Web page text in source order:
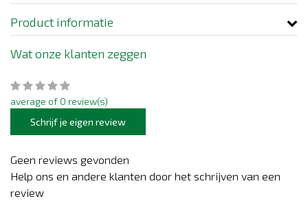
Product informatie
Wat onze klanten zeggen
average of 0 review(s)
Schrijf je eigen review
Geen reviews gevonden
Help ons en andere klanten door het schrijven van een
review